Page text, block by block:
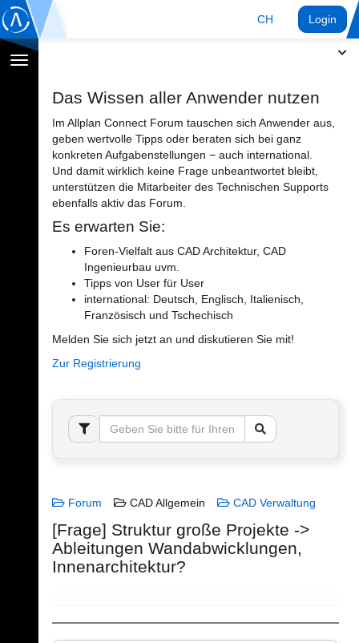
CH Login
Navigation
Das Wissen aller Anwender nutzen
Im Allplan Connect Forum tauschen sich Anwender aus,
geben wertvolle Tipps oder beraten sich bei ganz
konkreten Aufgabenstellungen − auch international.
Und damit wirklich keine Frage unbeantwortet bleibt,
unterstützen die Mitarbeiter des Technischen Supports
ebenfalls aktiv das Forum.
Es erwarten Sie:
Foren-Vielfalt aus CAD Architektur, CAD
Ingenieurbau uvm.
Tipps von User für User
international: Deutsch, Englisch, Italienisch,
Französisch und Tschechisch
Melden Sie sich jetzt an und diskutieren Sie mit!
Zur Registrierung
Forum CAD Allgemein CAD Verwaltung
[Frage] Struktur große Projekte ->
Ableitungen Wandabwicklungen,
Innenarchitektur?